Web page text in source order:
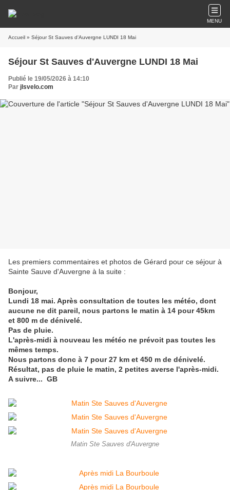
MENU
Accueil » Séjour St Sauves d'Auvergne LUNDI 18 Mai
Séjour St Sauves d'Auvergne LUNDI 18 Mai
Publié le 19/05/2026 à 14:10
Par jlsvelo.com
Les premiers commentaires et photos de Gérard pour ce séjour à
Sainte Sauve d'Auvergne à la suite :
Bonjour,
Lundi 18 mai. Après consultation de toutes les météo, dont
aucune ne dit pareil, nous partons le matin à 14 pour 45km
et 800 m de dénivelé.
Pas de pluie.
L'après-midi à nouveau les météo ne prévoit pas toutes les
mêmes temps.
Nous partons donc à 7 pour 27 km et 450 m de dénivelé.
Résultat, pas de pluie le matin, 2 petites averse l'après-midi.
A suivre... GB
Matin Ste Sauves d'Auvergne